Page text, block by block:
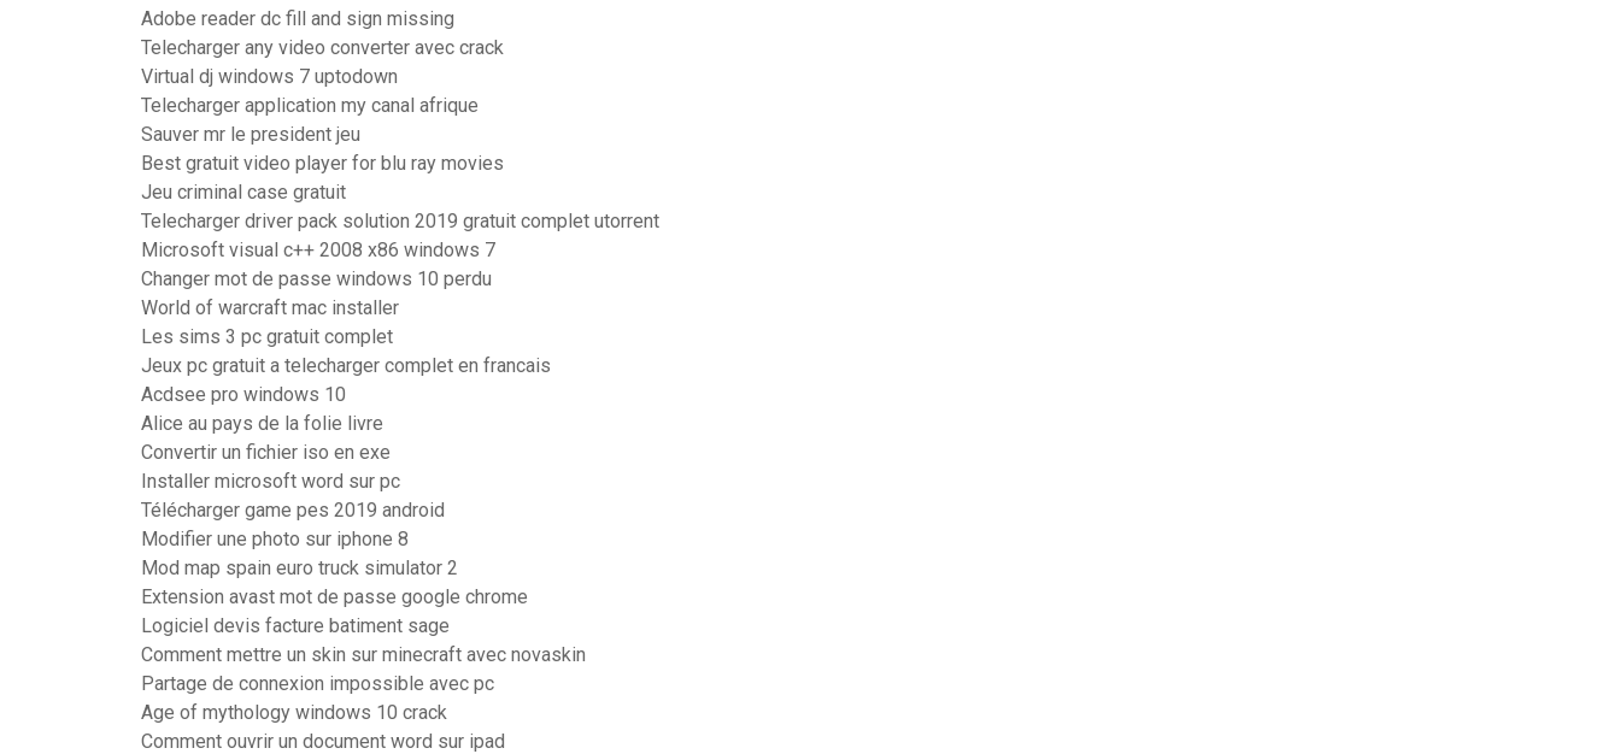
Adobe reader dc fill and sign missing
Telecharger any video converter avec crack
Virtual dj windows 7 uptodown
Telecharger application my canal afrique
Sauver mr le president jeu
Best gratuit video player for blu ray movies
Jeu criminal case gratuit
Telecharger driver pack solution 2019 gratuit complet utorrent
Microsoft visual c++ 2008 x86 windows 7
Changer mot de passe windows 10 perdu
World of warcraft mac installer
Les sims 3 pc gratuit complet
Jeux pc gratuit a telecharger complet en francais
Acdsee pro windows 10
Alice au pays de la folie livre
Convertir un fichier iso en exe
Installer microsoft word sur pc
Télécharger game pes 2019 android
Modifier une photo sur iphone 8
Mod map spain euro truck simulator 2
Extension avast mot de passe google chrome
Logiciel devis facture batiment sage
Comment mettre un skin sur minecraft avec novaskin
Partage de connexion impossible avec pc
Age of mythology windows 10 crack
Comment ouvrir un document word sur ipad